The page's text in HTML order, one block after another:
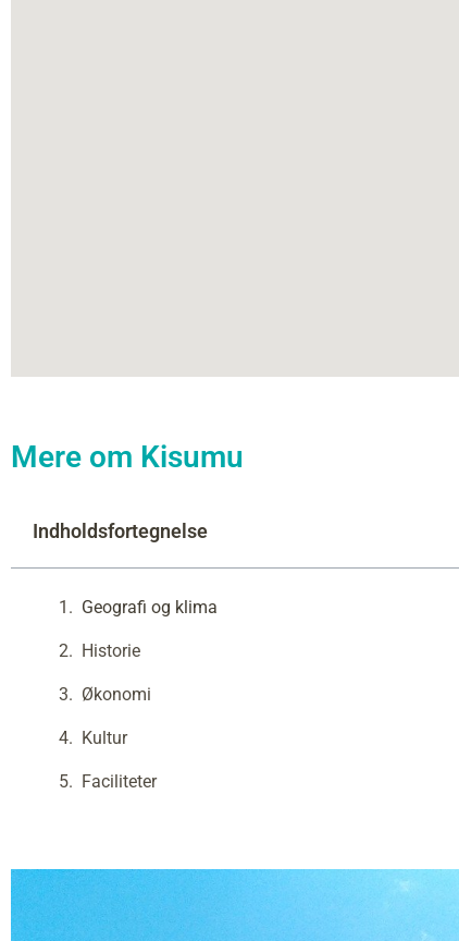
Mere om Kisumu
Indholdsfortegnelse
Geografi og klima
Historie
Økonomi
Kultur
Faciliteter